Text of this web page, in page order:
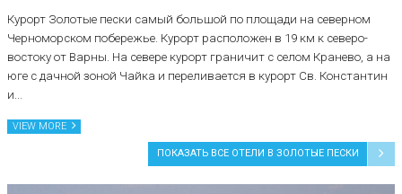
Курорт Золотые пески самый большой по площади на северном
Черноморском побережье. Курорт расположен в 19 км к северо-
востоку от Варны. На севере курорт граничит с селом Кранево, а на
юге с дачной зоной Чайка и переливается в курорт Св. Константин
и...
VIEW MORE
ПОКАЗАТЬ ВСЕ ОТЕЛИ В ЗОЛОТЫЕ ПЕСКИ